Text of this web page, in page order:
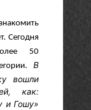
Cегодня
50
В
вошли
как:
и Гошу»